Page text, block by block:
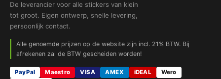
De leverancier voor alle stickers van klein
tot groot. Eigen ontwerp, snelle levering,
persoonlijk contact.
Alle genoemde prijzen op de website zijn incl. 21% BTW. Bij
afrekenen zal de BTW gescheiden worden!
PayPal Maestro VISA AMEX iDEAL
Wero